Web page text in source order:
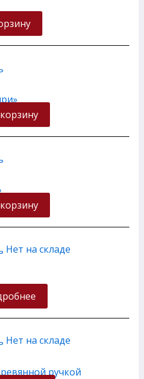
Нет на складе
Нет на складе
ручкой